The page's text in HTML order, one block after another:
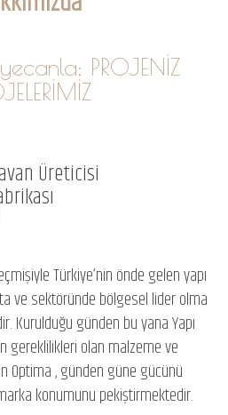
PROJENİZ
Üreticisi
Türkiye’nin önde gelen yapı
ve sektöründe bölgesel lider olma
Kurulduğu günden bu yana Yapı
gereklilikleri olan malzeme ve
Optima , günden güne gücünü
konumunu pekiştirmektedir.